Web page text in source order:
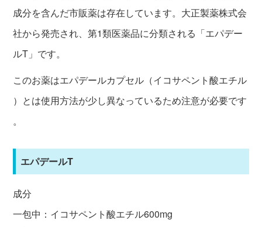
成分を含んだ市販薬は存在しています。大正製薬株式会
社から発売され、第1類医薬品に分類される「エパデー
ルT」です。
このお薬はエパデールカプセル（イコサペント酸エチル
）とは使用方法が少し異なっているため注意が必要です
。
エパデールT
成分
一包中：イコサペント酸エチル600mg